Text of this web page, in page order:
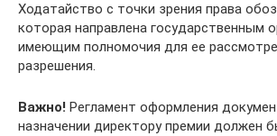
Ходатайство с точки зрения права
которая направлена государственным
имеющим полномочия для ее
разрешения.
Важно! Регламент оформления
назначении директору премии должен